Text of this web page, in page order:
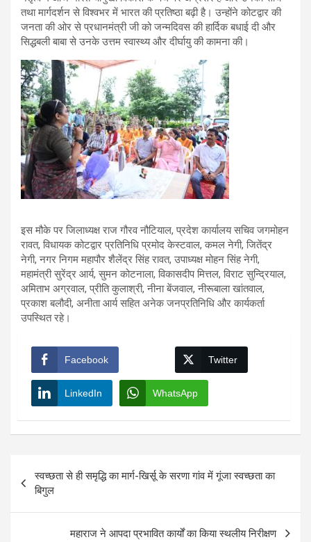
तथा मार्गदर्शन से विश्वभर में भारत की प्रतिष्ठा बढ़ी है। उन्होंने कोटद्वार की
जनता की ओर से प्रधानमंत्री जी को जन्मदिवस की हार्दिक बधाई दी और
सिद्धबली बाबा से उनके उत्तम स्वास्थ्य और दीर्घायु की कामना की।
इस मौके पर जिलाध्यक्ष राज गौरव नौटियाल, प्रदेश कार्यालय सचिव जगमोहन
रावत, विधायक कोटद्वार प्रतिनिधि प्रमोद केस्टवाल, कमल नेगी, जितेंद्र
नेगी, नगर निगम महापौर शैलेंद्र सिंह रावत, उपाध्यक्ष मोहन सिंह नेगी,
महामंत्री सुरेंद्र आर्य, सुमन कोटनाला, विकासदीप मित्तल, विराट सुन्द्रियाल,
अमिताभ अग्रवाल, प्रीति कुलाश्री, नीना बेंजवाल, नीरूबाला खांतवाल,
प्रकाश बलौदी, अनीता आर्य सहित अनेक जनप्रतिनिधि और कार्यकर्ता
उपस्थित रहे।
Facebook Twitter
LinkedIn WhatsApp
navigation
स्वच्छता से ही समृद्धि का मार्ग-खिर्सू के सरणा गांव में गूंजा स्वच्छता का
बिगुल
महाराज ने आपदा प्रभावित कार्यों का किया स्थलीय निरीक्षण